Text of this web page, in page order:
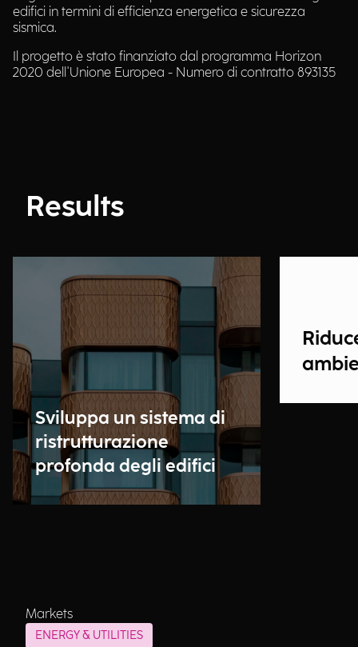
edifici in termini di efficienza energetica e sicurezza
sismica.
Il progetto è stato finanziato dal programma Horizon
2020 dell'Unione Europea - Numero di contratto 893135
Results
Sviluppa un sistema di
ristrutturazione
profonda degli edifici
Markets
ENERGY & UTILITIES